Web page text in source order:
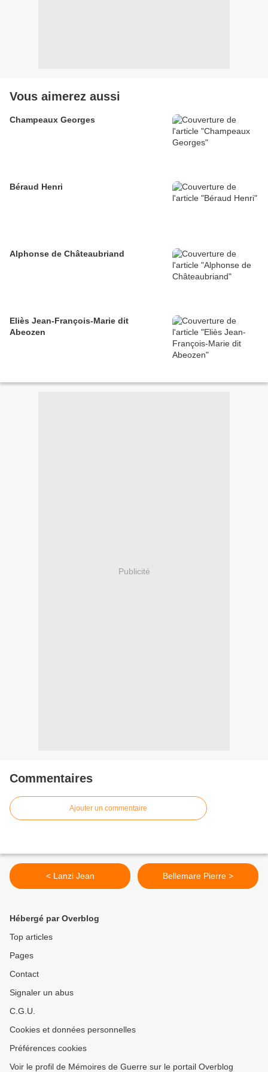
Vous aimerez aussi
Champeaux Georges
Béraud Henri
Alphonse de Châteaubriand
Eliès Jean-François-Marie dit
Abeozen
Publicité
Commentaires
Ajouter un commentaire
< Lanzi Jean Bellemare Pierre >
Hébergé par Overblog
Top articles
Pages
Contact
Signaler un abus
C.G.U.
Cookies et données personnelles
Préférences cookies
Voir le profil de Mémoires de Guerre sur le portail Overblog